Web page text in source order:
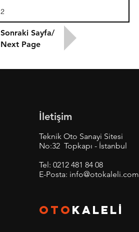
2
Sonraki Sayfa/
Next Page
İletişim
Teknik Oto Sanayi Sitesi
No:32 Topkapı - İstanbul
Tel: 0212 481 84 08
E-Posta: info@otokaleli.com
OTO KALELİ